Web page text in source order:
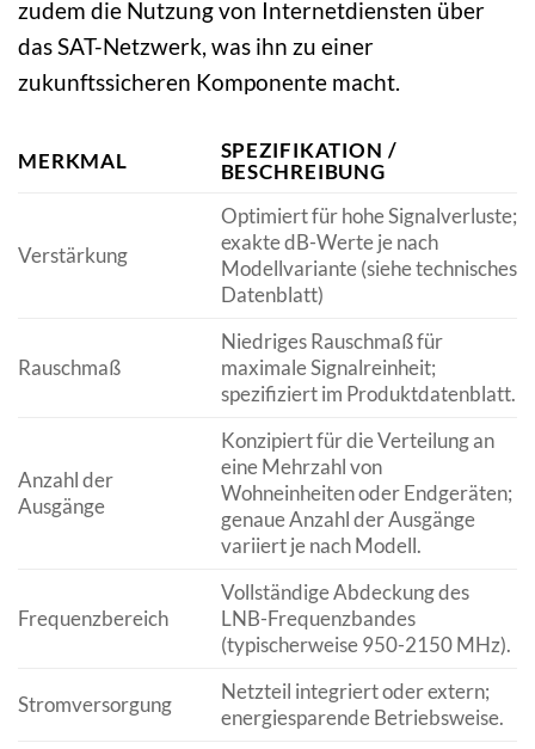
zudem die Nutzung von Internetdiensten über
das SAT-Netzwerk, was ihn zu einer
zukunftssicheren Komponente macht.
MERKMAL
SPEZIFIKATION /
BESCHREIBUNG
Verstärkung
Optimiert für hohe Signalverluste;
exakte dB-Werte je nach
Modellvariante (siehe technisches
Datenblatt)
Rauschmaß
Niedriges Rauschmaß für
maximale Signalreinheit;
spezifiziert im Produktdatenblatt.
Anzahl der
Ausgänge
Konzipiert für die Verteilung an
eine Mehrzahl von
Wohneinheiten oder Endgeräten;
genaue Anzahl der Ausgänge
variiert je nach Modell.
Frequenzbereich
Vollständige Abdeckung des
LNB-Frequenzbandes
(typischerweise 950-2150 MHz).
Stromversorgung
Netzteil integriert oder extern;
energiesparende Betriebsweise.